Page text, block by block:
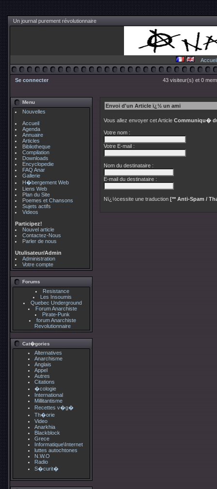
Un journal purement révolutionnaire
Accueil
Se connecter 43 visiteur(s) et 0
Menu
Nouvelles
Accueil
Agenda
Annuaire
Articles
Bibliotheque
Compilation
Downloads
Encyclopedie
FAQ Anar
Gallerie
H�bergement Web
Liens Web
Plan du Site
Poemes et Chansons
Sujets actifs
Videos
Participez!
Nouvel article
Contactez-Nous
Parler de nous
Utulisateur/Admin
Administration
Votre compte
Forums
Resistance
Les Insoumis
Quebec Underground
Forum Anarchiste
Pirate-Punk
forum Anarchiste
Revolutionnaire
Cat�gories
Alternatives
Anarchisme
Anglais
Appel
Autres
Citations
�cologie
International
Millitantisme
Recettes v�g�
Th�orie
Video
Anarkhia
Blackblock
Grece
Informatique\Internet
luttes autochtones
N.W.O
Radio
S�curit�
Envoi d'un Article ï¿½ un ami
Vous allez envoyer cet Article Communiqu�
Votre nom :
Votre E-mail :
Nom du destinataire :
E-mail du destinataire :
Nï¿½cessite une traduction [** Anti-Spam /